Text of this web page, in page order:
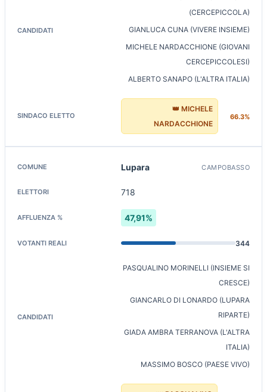
(CERCEPICCOLA)
GIANLUCA CUNA (VIVERE INSIEME)
MICHELE NARDACCHIONE (GIOVANI
CERCEPICCOLESI)
ALBERTO SANAPO (L'ALTRA ITALIA)
👑 MICHELE
NARDACCHIONE
66.3%
Lupara CAMPOBASSO
718
47,91%
344
PASQUALINO MORINELLI (INSIEME SI
CRESCE)
GIANCARLO DI LONARDO (LUPARA
RIPARTE)
GIADA AMBRA TERRANOVA (L'ALTRA
ITALIA)
MASSIMO BOSCO (PAESE VIVO)